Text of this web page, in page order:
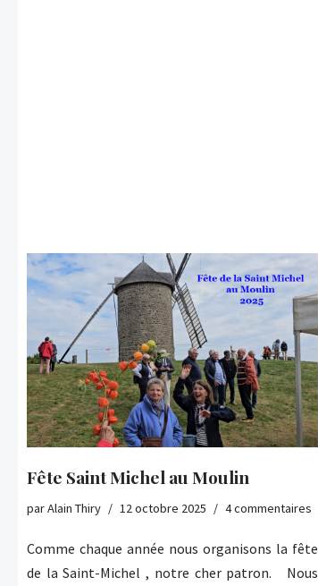
Fête Saint Michel au Moulin
parAlain Thiry 12 octobre 2025 4 commentaires
Comme chaque année nous organisons la fête
de la Saint-Michel , notre cher patron. Nous